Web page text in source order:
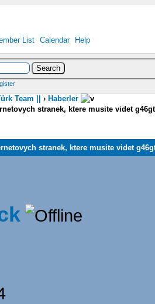
List Calendar Help
Team || ›Haberler
stranek, ktere musite videt
stranek, ktere musite videt